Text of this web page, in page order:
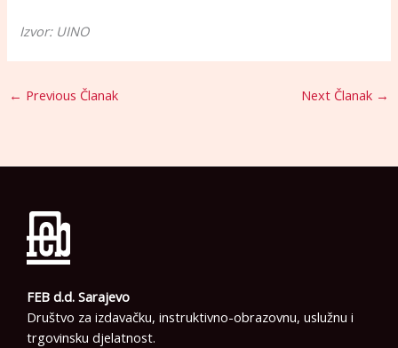
Izvor: UINO
← Previous Članak Next Članak →
FEB d.d. Sarajevo
Društvo za izdavačku, instruktivno-obrazovnu, uslužnu i
trgovinsku djelatnost.